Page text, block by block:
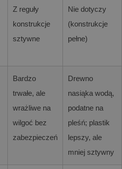
Z reguły
konstrukcje
sztywne
Nie dotyczy
(konstrukcje
pełne)
Bardzo
trwałe, ale
wrażliwe na
wilgoć bez
zabezpieczeń
Drewno
nasiąka wodą,
podatne na
pleśń; plastik
lepszy, ale
mniej sztywny